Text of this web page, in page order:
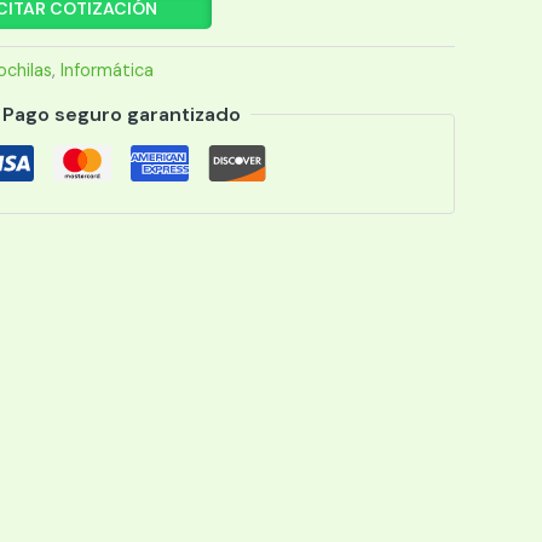
COTIZACIÓN
, Informática
Pago seguro garantizado